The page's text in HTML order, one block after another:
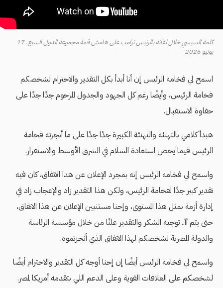
كلمة السيسي خلال لقائه بالرئيس ترامب على هامش قمة مجموعة الدول السبع، 17
يونيو 2026
اسمح لي فخامة الرئيس إن أنا أبدأ بكل التقدير والاحترام لشخصكم
فخامة الرئيس، وأيضًا رغم كل الجهود والجدول المزحوم جدًا جدًا على
حفاوة الاستقبال.
هبدأ كلامي بالتهنئة والتهنئة الكبيرة جدًا جدًا على ما أنجزته فخامة
الرئيس فيما يخص استعادة السلام في الشرق الأوسط والاستقرار.
واسمح لي فخامة الرئيس إنه بمجرد الإعلان عن هذا الاتفاق، كان فيه
تقدير كبير جدًا لفخامة الرئيس، ولكن هذا التقدير زاد والإعجاب زاد في
إدارة أزمة بمثل هذا المستوى، وإحنا مستنيين الإعلان عن هذا الاتفاق،
حتى يتم آآ.. توجيه الشكر والتقدير علنًا من خلال مؤسسة الرئاسة
والدولة المصرية لشخصكم لهذا الاتفاق الذي أنجزتموه.
واسمح لي فخامة الرئيس أيضًا إن إحنا أوجه كل التقدير والاحترام أيضًا
لشخصكم على العلاقات القوية وعلى الدعم اللي بتقدمه أمريكا لمصر.